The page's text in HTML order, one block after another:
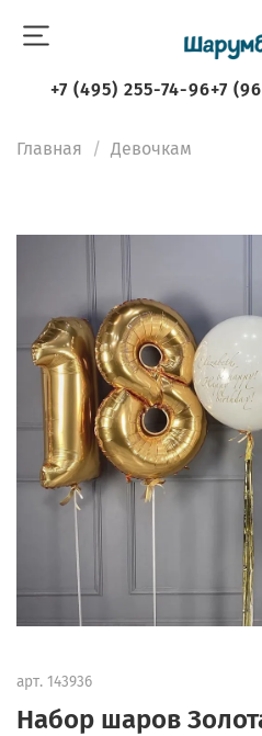
+7 (495) 255-74-96+7
Главная Девочкам
арт. 143936
Набор шаров